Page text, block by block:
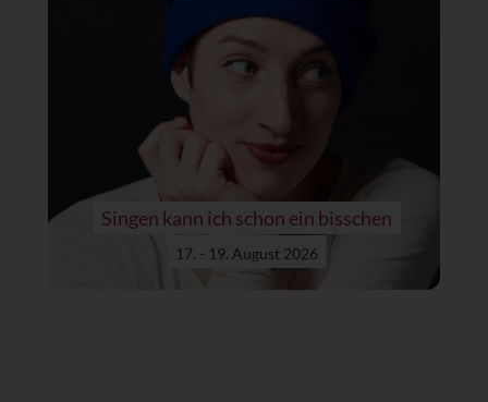
Singen kann ich schon ein bisschen
17. - 19. August 2026